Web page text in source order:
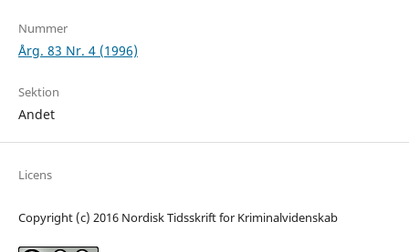
Nummer
Årg. 83 Nr. 4 (1996)
Sektion
Andet
Licens
Copyright (c) 2016 Nordisk Tidsskrift for Kriminalvidenskab